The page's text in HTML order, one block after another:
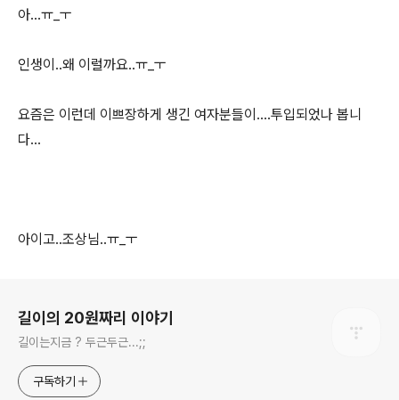
아...ㅠ_ㅜ
인생이..왜 이럴까요..ㅠ_ㅜ
요즘은 이런데 이쁘장하게 생긴 여자분들이....투입되었나 봅니
다...
아이고..조상님..ㅠ_ㅜ
길이의 20원짜리 이야기
길이는지금 ? 두근두근...;;
구독하기